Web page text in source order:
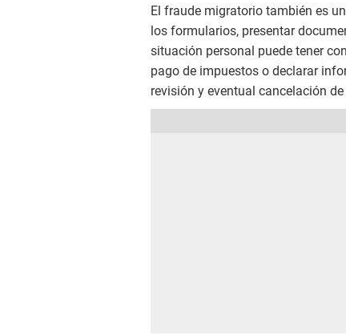
El fraude migratorio también es
los formularios, presentar
situación personal puede tener
pago de impuestos o declarar
revisión y eventual cancelación de